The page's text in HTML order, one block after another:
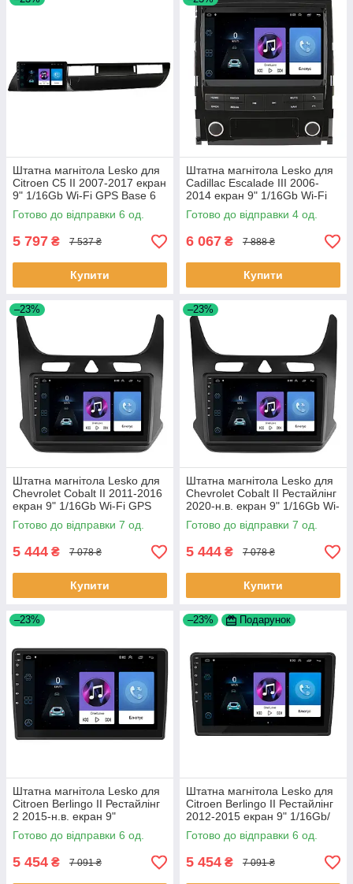
Штатна магнітола Lesko для
Citroen C5 II 2007-2017 екран
9" 1/16Gb Wi-Fi GPS Base 6
шт.
Готово до відправки 6 од.
5 797 ₴ 7 537 ₴
Купити
Штатна магнітола Lesko для
Cadillac Escalade III 2006-
2014 екран 9" 1/16Gb Wi-Fi
GPS Base Каміллак 4 шт.
Готово до відправки 4 од.
6 067 ₴ 7 888 ₴
Купити
–23%
Штатна магнітола Lesko для
Chevrolet Cobalt II 2011-2016
екран 9" 1/16Gb Wi-Fi GPS
Base Шевроле Кобальт 7 шт.
Готово до відправки 7 од.
5 444 ₴ 7 078 ₴
Купити
–23%
Штатна магнітола Lesko для
Chevrolet Cobalt II Рестайлінг
2020-н.в. екран 9" 1/16Gb Wi-
Fi GPS Base 7 шт.
Готово до відправки 7 од.
5 444 ₴ 7 078 ₴
Купити
–23%
Штатна магнітола Lesko для
Citroen Berlingo II Рестайлінг
2 2015-н.в. екран 9"
1/16Gb/Wi-Fi GPS Optima 6шт
Готово до відправки 6 од.
5 454 ₴ 7 091 ₴
–23% Подарунок
Штатна магнітола Lesko для
Citroen Berlingo II Рестайлінг
2012-2015 екран 9" 1/16Gb/
Wi-Fi GPS Optima 6шт
Готово до відправки 6 од.
5 454 ₴ 7 091 ₴